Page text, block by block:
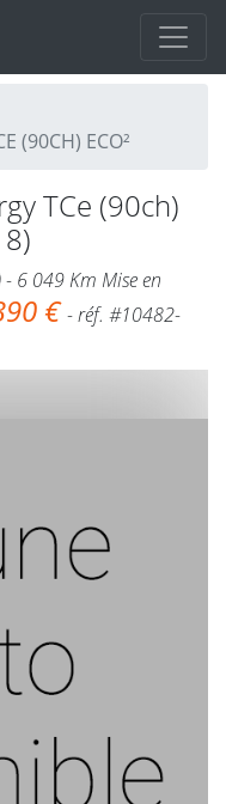
(90CH) ECO²
TCe (90ch)
6 049 Km Mise en
€- réf. #10482-